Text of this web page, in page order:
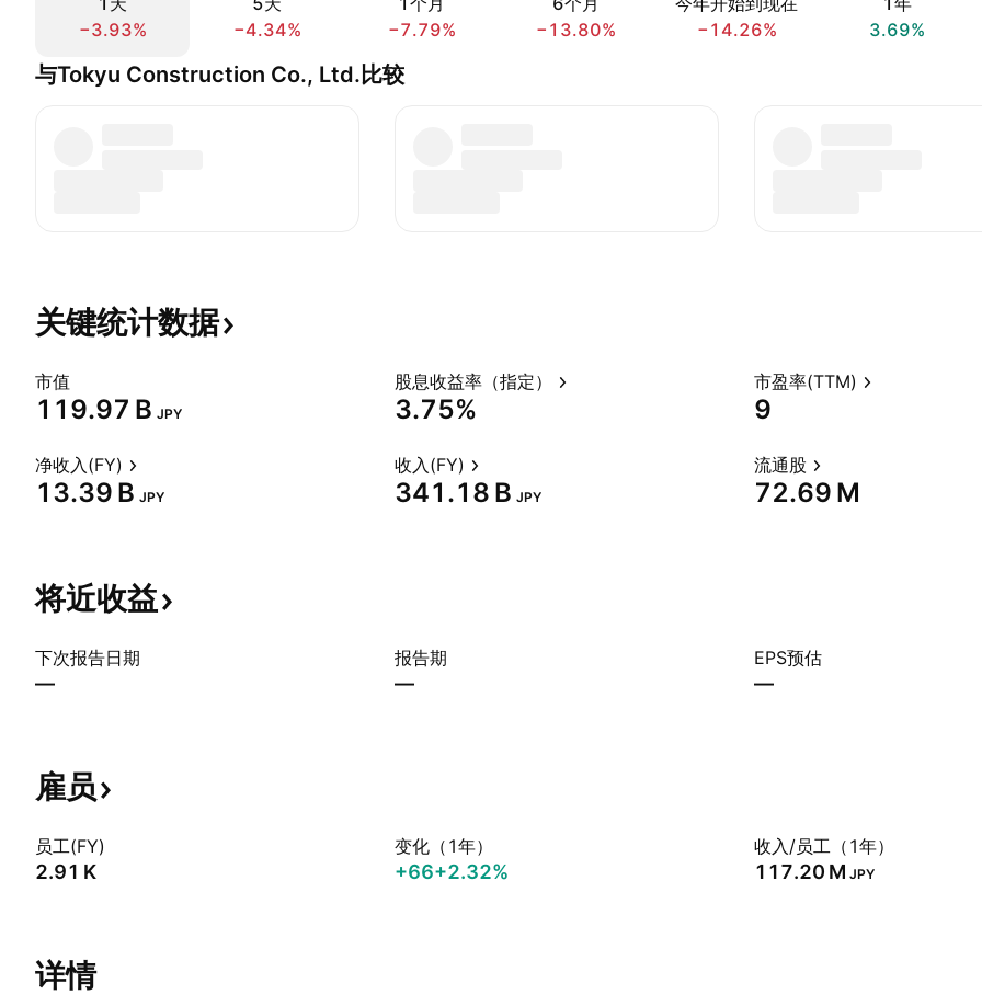
−3.93%
−4.34%
−7.79%
−13.80%
−14.26%
3.69%
与Tokyu Construction Co., Ltd.比较
关键统计数据
市值
‪119.97 B‬ JPY
股息收益率（指定）
3.75%
市盈率(TTM)
9
净收入(FY)
‪13.39 B‬ JPY
收入(FY)
‪341.18 B‬ JPY
流通股
‪72.69 M‬
将近收益
下次报告日期
—
报告期
—
EPS预估
—
雇员
员工(FY)
‪2.91 K‬
变化（1年）
+66+2.32%
收入/员工（1年）
‪117.20 M‬ JPY
详情